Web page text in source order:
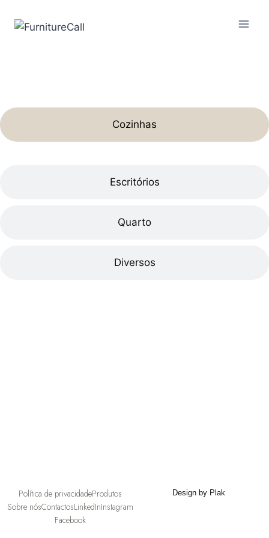
Cozinhas
Escritórios
Quarto
Diversos
Política de privacidadeProdutos
Sobre nósContactosLinkedInInstagram
Facebook
Design by Plak